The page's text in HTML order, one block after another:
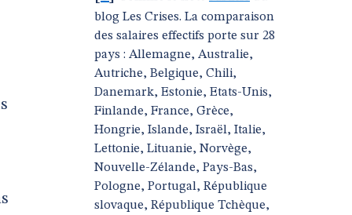
blog Les Crises. La comparaison
des salaires effectifs porte sur 28
pays : Allemagne, Australie,
Autriche, Belgique, Chili,
Danemark, Estonie, Etats-Unis,
Finlande, France, Grèce,
Hongrie, Islande, Israël, Italie,
Lettonie, Lituanie, Norvège,
Nouvelle-Zélande, Pays-Bas,
Pologne, Portugal, République
slovaque, République Tchèque,